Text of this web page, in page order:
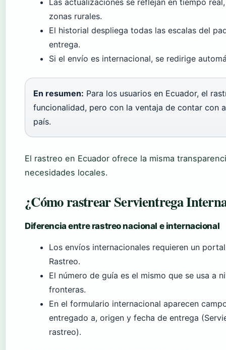
Las actualizaciones se reflejan en tiempo
zonas rurales.
El historial despliega todas las escalas del
entrega.
Si el envío es internacional, se redirige
En resumen: Para los usuarios en Ecuador, el
funcionalidad, pero con la ventaja de contar con
país.
El rastreo en Ecuador ofrece la misma
necesidades locales.
¿Cómo rastrear Servientrega
Diferencia entre rastreo nacional e internacional
Los envíos internacionales requieren un
Rastreo.
El número de guía es el mismo que se usa a
fronteras.
En el formulario internacional aparecen
entregado a, origen y fecha de entrega
rastreo).